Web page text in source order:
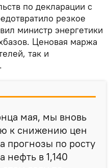
по декларации с
резкое
министр энергетики
Ценовая маржа
так и
мая, мы вновь
к снижению цен
прогнозы по росту
нефть в 1,140